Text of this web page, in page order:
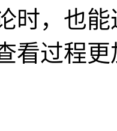
时，也
看过程